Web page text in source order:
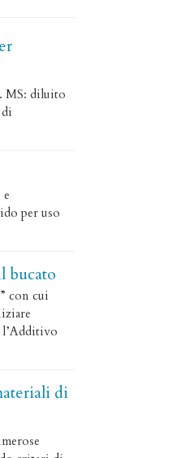
MS: diluito
per uso
bucato
con cui
l’Additivo
di